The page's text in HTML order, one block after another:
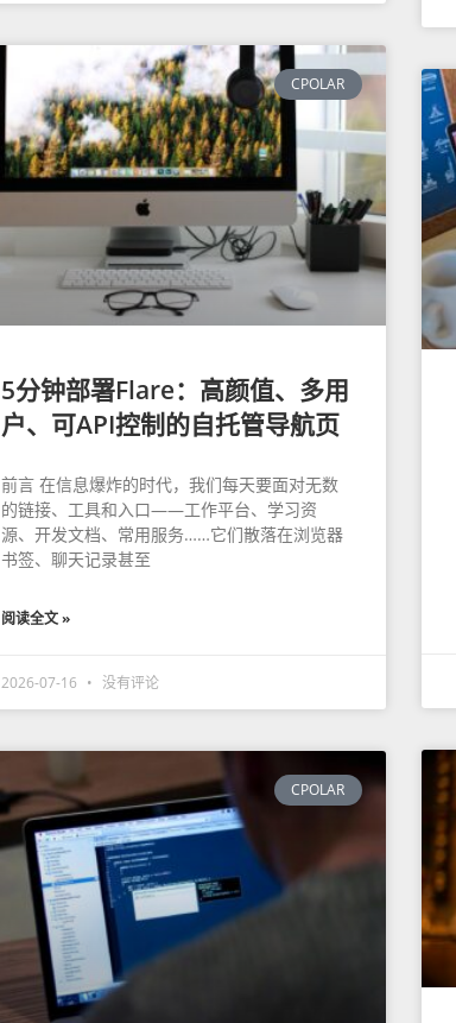
CPOLAR
5分钟部署Flare：高颜值、多用
户、可API控制的自托管导航页
前言 在信息爆炸的时代，我们每天要面对无数
的链接、工具和入口——工作平台、学习资
源、开发文档、常用服务……它们散落在浏览器
书签、聊天记录甚至
阅读全文 »
2026-07-16 没有评论
CPOLAR